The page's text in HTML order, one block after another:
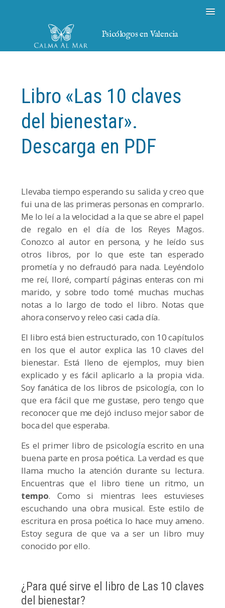
Psicólogos en Valencia
Libro «Las 10 claves
del bienestar».
Descarga en PDF
Llevaba tiempo esperando su salida y creo que
fui una de las primeras personas en comprarlo.
Me lo leí a la velocidad a la que se abre el papel
de regalo en el día de los Reyes Magos.
Conozco al autor en persona, y he leído sus
otros libros, por lo que este tan esperado
prometía y no defraudó para nada. Leyéndolo
me reí, lloré, compartí páginas enteras con mi
marido, y sobre todo tomé muchas muchas
notas a lo largo de todo el libro. Notas que
ahora conservo y releo casi cada día.
El libro está bien estructurado, con 10 capítulos
en los que el autor explica las 10 claves del
bienestar. Está lleno de ejemplos, muy bien
explicado y es fácil aplicarlo a la propia vida.
Soy fanática de los libros de psicología, con lo
que era fácil que me gustase, pero tengo que
reconocer que me dejó incluso mejor sabor de
boca del que esperaba.
Es el primer libro de psicología escrito en una
buena parte en prosa poética. La verdad es que
llama mucho la atención durante su lectura.
Encuentras que el libro tiene un ritmo, un
tempo. Como si mientras lees estuvieses
escuchando una obra musical. Este estilo de
escritura en prosa poética lo hace muy ameno.
Estoy segura de que va a ser un libro muy
conocido por ello.
¿Para qué sirve el libro de Las 10 claves
del bienestar?